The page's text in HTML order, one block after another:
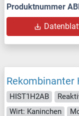
Produktnummer
Rekombinanter
HIST1H2AB
Wirt: Kaninchen